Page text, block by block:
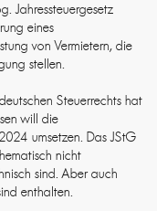
Jahressteuergesetz
eines
von Vermietern, die
stellen.
Steuerrechts hat
will die
umsetzen. Das JStG
nicht
sind. Aber auch
enthalten.